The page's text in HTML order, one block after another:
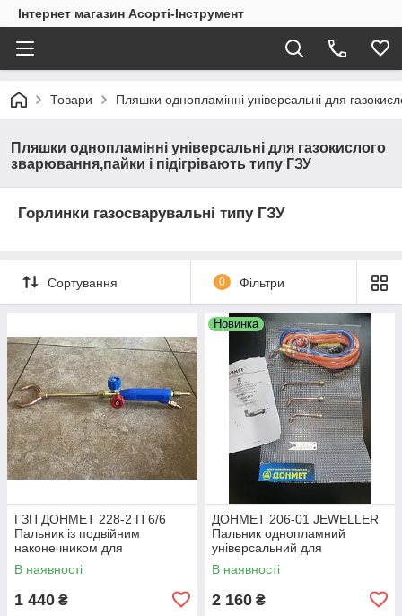
Інтернет магазин Асорті-Інструмент
Товари Пляшки однопламінні універсальні для
Пляшки однопламінні універсальні для газокислого
зварювання,пайки і підігрівають типу ГЗУ
Горлинки газосварувальні типу ГЗУ
Сортування 0 Фільтри
ГЗП ДОНМЕТ 228-2 П 6/6
Пальник із подвійним
наконечником для
газокисненого зварювання
паяння та нагрівання тіл
В наявності
1 440 ₴
Новинка
ДОНМЕТ 206-01 JEWELLER
Пальник однопламний
універсальний для
газокисневої паяння та
нагрівання (ЮВИРИРНА)
В наявності
2 160 ₴